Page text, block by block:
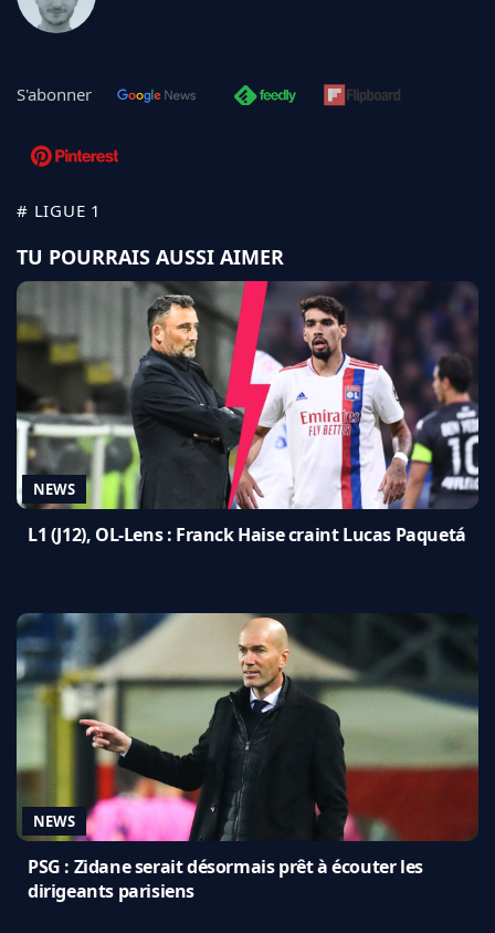
S'abonner
# LIGUE 1
TU POURRAIS AUSSI AIMER
NEWS
L1 (J12), OL-Lens : Franck Haise craint Lucas Paquetá
NEWS
PSG : Zidane serait désormais prêt à écouter les
dirigeants parisiens